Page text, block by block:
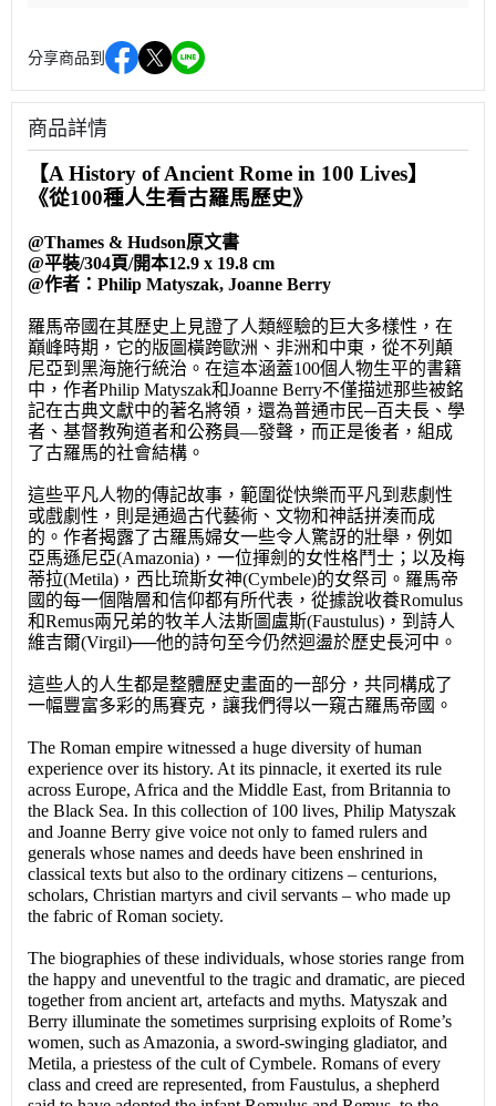
分享商品到
商品詳情
【A History of Ancient Rome in 100 Lives】
《從100種人生看古羅馬歷史》
@Thames & Hudson原文書
@平裝/304頁/開本12.9 x 19.8 cm
@作者：Philip Matyszak, Joanne Berry
羅馬帝國在其歷史上見證了人類經驗的巨大多樣性，在
巔峰時期，它的版圖橫跨歐洲、非洲和中東，從不列顛
尼亞到黑海施行統治。在這本涵蓋100個人物生平的書籍
中，作者Philip Matyszak和Joanne Berry不僅描述那些被銘
記在古典文獻中的著名將領，還為普通市民─百夫長、學
者、基督教殉道者和公務員—發聲，而正是後者，組成
了古羅馬的社會結構。
這些平凡人物的傳記故事，範圍從快樂而平凡到悲劇性
或戲劇性，則是通過古代藝術、文物和神話拼湊而成
的。作者揭露了古羅馬婦女一些令人驚訝的壯舉，例如
亞馬遜尼亞(Amazonia)，一位揮劍的女性格鬥士；以及梅
蒂拉(Metila)，西比琉斯女神(Cymbele)的女祭司。羅馬帝
國的每一個階層和信仰都有所代表，從據說收養Romulus
和Remus兩兄弟的牧羊人法斯圖盧斯(Faustulus)，到詩人
維吉爾(Virgil)──他的詩句至今仍然迴盪於歷史長河中。
這些人的人生都是整體歷史畫面的一部分，共同構成了
一幅豐富多彩的馬賽克，讓我們得以一窺古羅馬帝國。
The Roman empire witnessed a huge diversity of human
experience over its history. At its pinnacle, it exerted its rule
across Europe, Africa and the Middle East, from Britannia to
the Black Sea. In this collection of 100 lives, Philip Matyszak
and Joanne Berry give voice not only to famed rulers and
generals whose names and deeds have been enshrined in
classical texts but also to the ordinary citizens – centurions,
scholars, Christian martyrs and civil servants – who made up
the fabric of Roman society.
The biographies of these individuals, whose stories range from
the happy and uneventful to the tragic and dramatic, are pieced
together from ancient art, artefacts and myths. Matyszak and
Berry illuminate the sometimes surprising exploits of Rome’s
women, such as Amazonia, a sword-swinging gladiator, and
Metila, a priestess of the cult of Cymbele. Romans of every
class and creed are represented, from Faustulus, a shepherd